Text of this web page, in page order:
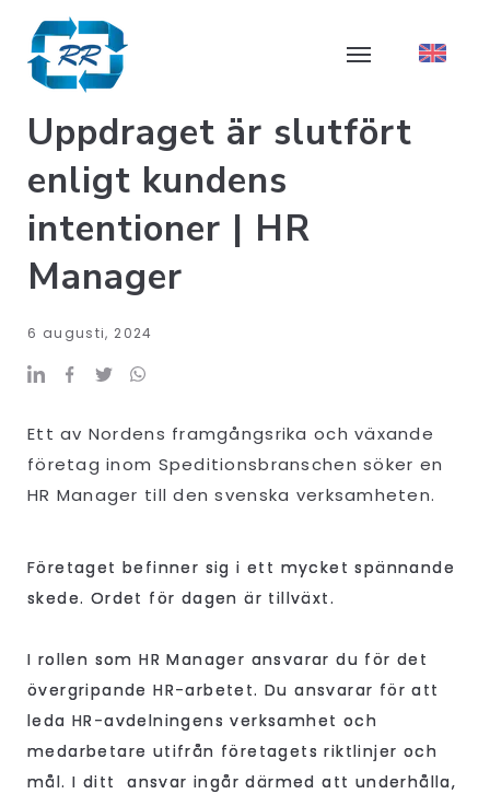
Uppdraget är slutfört
enligt kundens
intentioner | HR
Manager
6 augusti, 2024
Ett av Nordens framgångsrika och växande
företag inom Speditionsbranschen söker en
HR Manager till den svenska verksamheten.
Företaget befinner sig i ett mycket spännande
skede. Ordet för dagen är tillväxt.
I rollen som HR Manager ansvarar du för det
övergripande HR-arbetet. Du ansvarar för att
leda HR-avdelningens verksamhet och
medarbetare utifrån företagets riktlinjer och
mål. I ditt ansvar ingår därmed att underhålla,